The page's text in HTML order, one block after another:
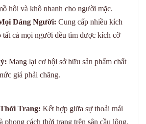
hôi và khô nhanh cho người mặc.
Dáng Người: Cung cấp nhiều kích
tất cả mọi người đều tìm được kích cỡ
Mang lại cơ hội sở hữu sản phẩm chất
giá phải chăng.
Trang: Kết hợp giữa sự thoải mái
phong cách thời trang trên sân cầu lông.